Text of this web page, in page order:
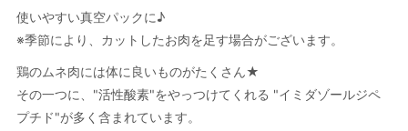
使いやすい真空パックに♪
※季節により、カットしたお肉を足す場合がございます。
鶏のムネ肉には体に良いものがたくさん★
その一つに、"活性酸素"をやっつけてくれる "イミダゾールジペ
プチド"が多く含まれています。